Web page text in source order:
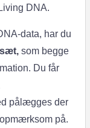
DNA.
data, har du
sæt, som begge
Du får
pålægges der
på.